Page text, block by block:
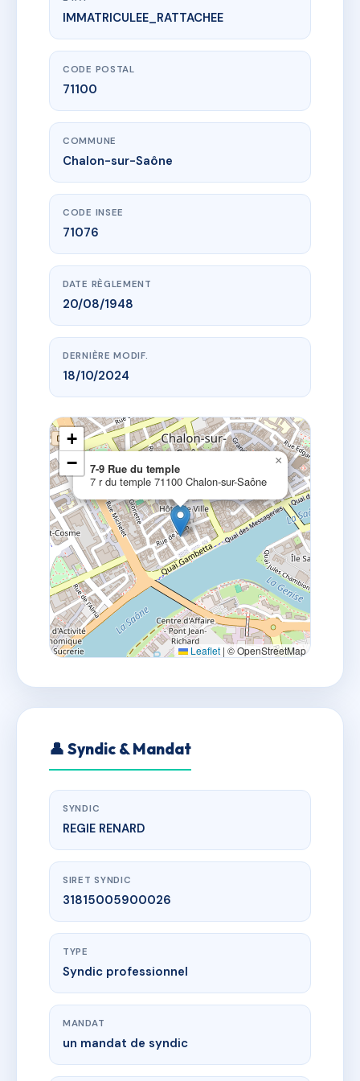
www.vme.plus/AC6590111
7-9 Rue du temple
7 r du temple71100 Chalon-sur-Saône
IMMATRICULEE_RATTACHEE
CODE POSTAL
71100
COMMUNE
Chalon-sur-Saône
CODE INSEE
71076
DATE RÈGLEMENT
20/08/1948
DERNIÈRE MODIF.
18/10/2024
7-9 Rue du temple
7 r du temple 71100 Chalon-sur-Saône
×
+
−
Leaflet | © OpenStreetMap
👤 Syndic & Mandat
SYNDIC
REGIE RENARD
SIRET SYNDIC
31815005900026
TYPE
Syndic professionnel
MANDAT
un mandat de syndic